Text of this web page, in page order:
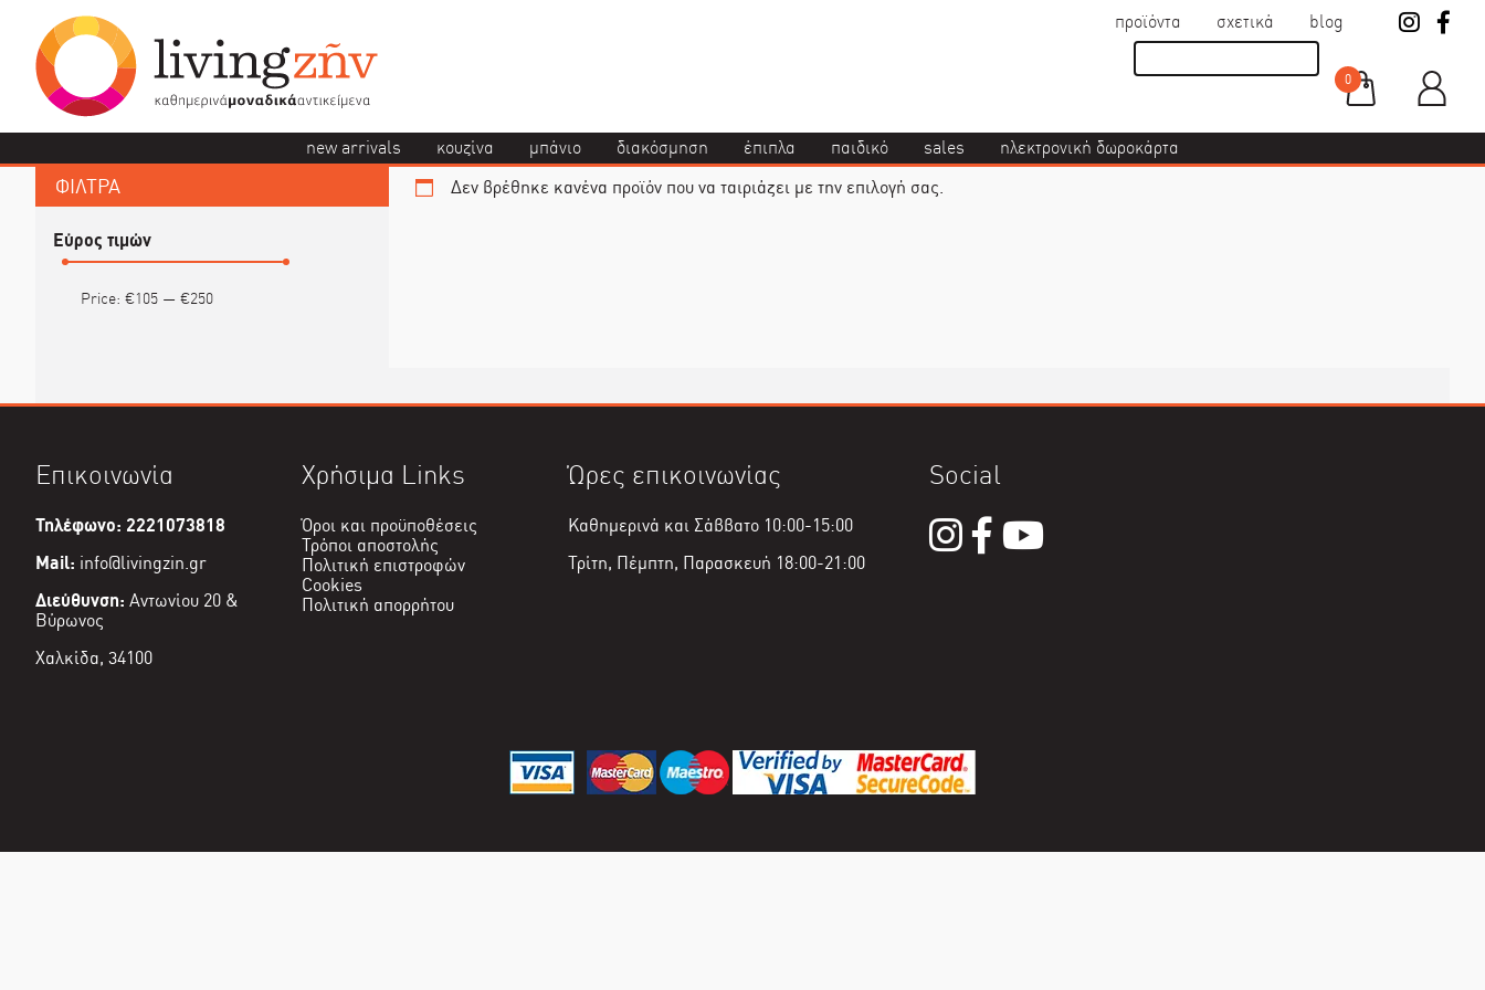
προϊόντα σχετικά blog
0
new arrivals κουζίνα μπάνιο διακόσμηση έπιπλα παιδικό sales ηλεκτρονική δωροκάρτα
ΦΙΛΤΡΑ
Εύρος τιμών
Price: €105— €250
Δεν βρέθηκε κανένα προϊόν που να ταιριάζει με την επιλογή σας.
Επικοινωνία
Τηλέφωνο: 2221073818
Mail: info@livingzin.gr
Διεύθυνση: Αντωνίου 20 &
Βύρωνος
Χαλκίδα, 34100
Χρήσιμα Links
Όροι και προϋποθέσεις
Τρόποι αποστολής
Πολιτική επιστροφών
Cookies
Πολιτική απορρήτου
Ώρες επικοινωνίας
Καθημερινά και Σάββατο 10:00-15:00
Τρίτη, Πέμπτη, Παρασκευή 18:00-21:00
Social